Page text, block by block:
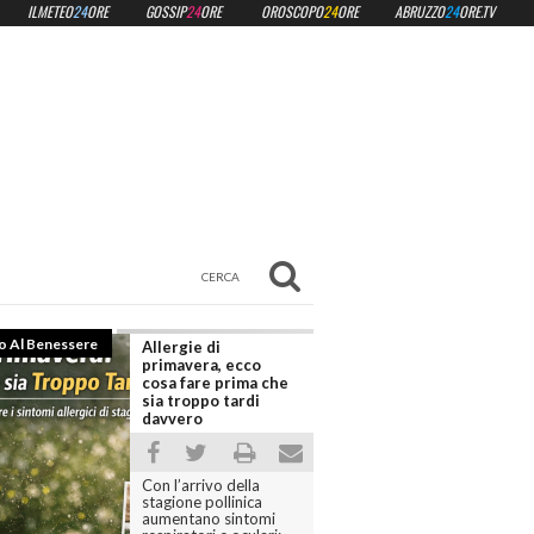
Allergie di
primavera, ecco
cosa fare prima che
sia troppo tardi
davvero
Con l’arrivo della
stagione pollinica
aumentano sintomi
ILMETEO24ORE GOSSIP24ORE OROSCOPO24ORE ABRUZZO24ORE.TV